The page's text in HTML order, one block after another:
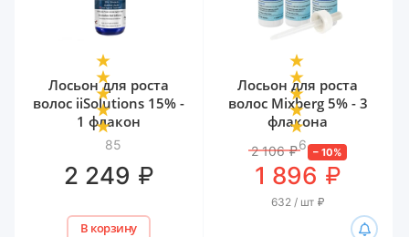
85
Лосьон для роста
волос iiSolutions 15% -
1 флакон
2 249 ₽
В корзину
6
Лосьон для роста
волос Mixberg 5% - 3
флакона
2 106 ₽ –10%
1 896 ₽
632 / шт ₽